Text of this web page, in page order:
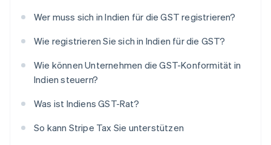
Wer muss sich in Indien für die GST registrieren?
Wie registrieren Sie sich in Indien für die GST?
Wie können Unternehmen die GST-Konformität in
Indien steuern?
Was ist Indiens GST-Rat?
So kann Stripe Tax Sie unterstützen